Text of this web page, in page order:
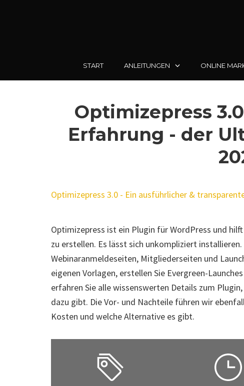
START ANLEITUNGEN ONLINE
Optimizepress
Erfahrung - der
Optimizepress 3.0 - Ein ausführlicher &
Optimizepress ist ein Plugin für WordPress und
zu erstellen. Es lässt sich unkompliziert
Webinaranmeldeseiten, Mitgliederseiten und
eigenen Vorlagen, erstellen Sie Evergreen-
erfahren Sie alle wissenswerten Details zum
dazu gibt. Die Vor- und Nachteile führen wir
Kosten und welche Alternative es gibt.